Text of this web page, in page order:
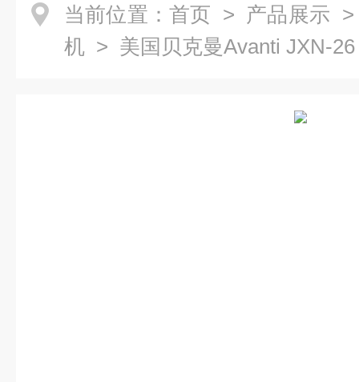
当前位置： 首页 > 产品展示
机 > 美国贝克曼Avanti JXN-